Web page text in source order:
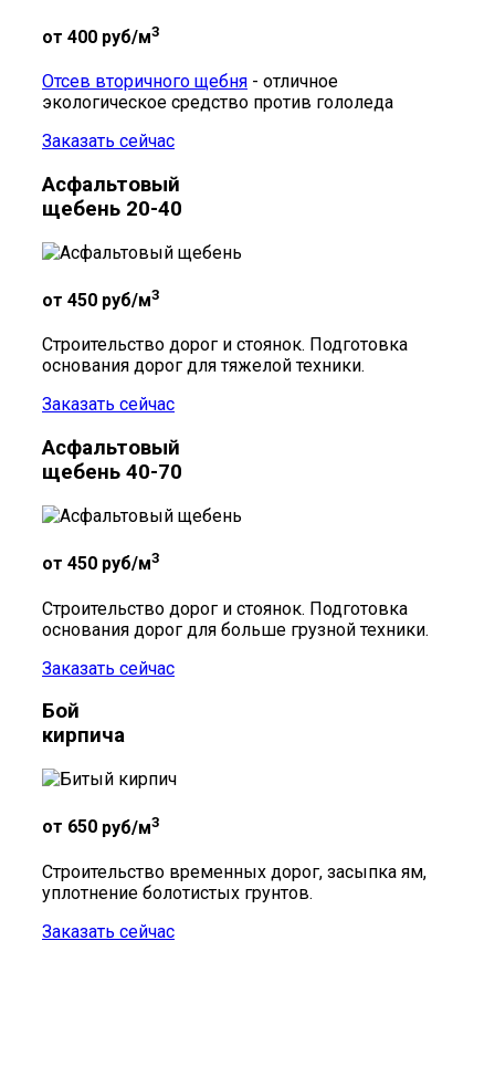
от 400 руб/м3
Отсев вторичного щебня - отличное
экологическое средство против гололеда
Заказать сейчас
Асфальтовый
щебень 20-40
от 450 руб/м3
Строительство дорог и стоянок. Подготовка
основания дорог для тяжелой техники.
Заказать сейчас
Асфальтовый
щебень 40-70
от 450 руб/м3
Строительство дорог и стоянок. Подготовка
основания дорог для больше грузной техники.
Заказать сейчас
Бой
кирпича
от 650 руб/м3
Строительство временных дорог, засыпка ям,
уплотнение болотистых грунтов.
Заказать сейчас